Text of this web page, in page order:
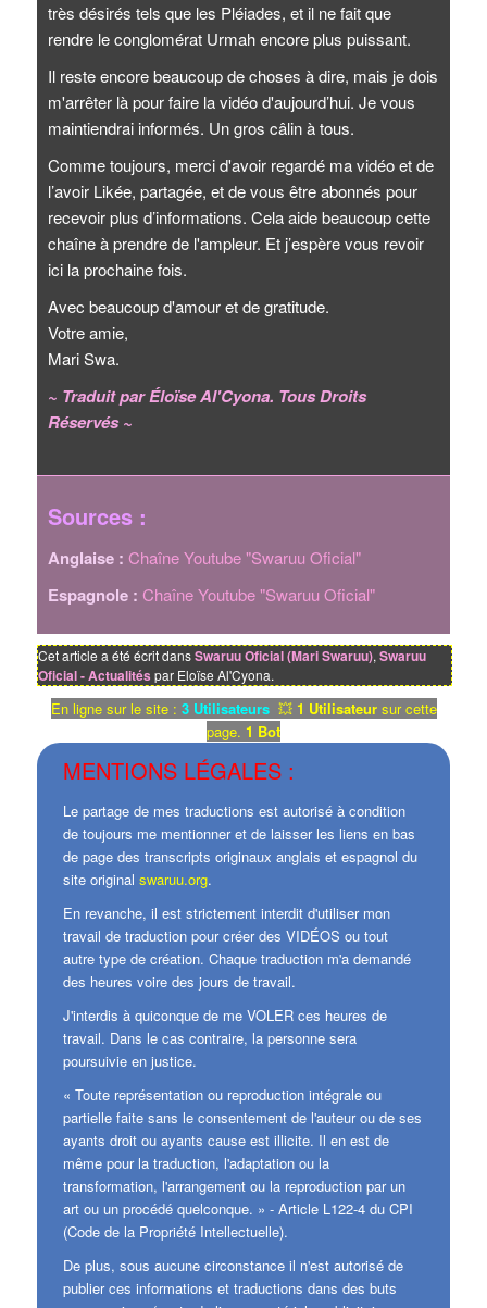
très désirés tels que les Pléiades, et il ne fait que
rendre le conglomérat Urmah encore plus puissant.
Il reste encore beaucoup de choses à dire, mais je dois
m'arrêter là pour faire la vidéo d'aujourd’hui. Je vous
maintiendrai informés. Un gros câlin à tous.
Comme toujours, merci d'avoir regardé ma vidéo et de
l’avoir Likée, partagée, et de vous être abonnés pour
recevoir plus d’informations. Cela aide beaucoup cette
chaîne à prendre de l'ampleur. Et j’espère vous revoir
ici la prochaine fois.
Avec beaucoup d'amour et de gratitude.
Votre amie,
Mari Swa.
~ Traduit par Éloïse Al'Cyona. Tous Droits
Réservés ~
Sources :
Anglaise : Chaîne Youtube "Swaruu Oficial"
Espagnole : Chaîne Youtube "Swaruu Oficial"
Cet article a été écrit dansSwaruu Oficial (Mari Swaruu),Swaruu
Oficial - Actualités par Eloïse Al'Cyona.
En ligne sur le site : 3 Utilisateurs 💥 1 Utilisateursur cette
page. 1 Bot
MENTIONS LÉGALES :
Le partage de mes traductions est autorisé à condition
de toujours me mentionner et de laisser les liens en bas
de page des transcripts originaux anglais et espagnol du
site originalswaruu.org.
En revanche, il est strictement interdit d'utiliser mon
travail de traduction pour créer des VIDÉOS ou tout
autre type de création. Chaque traduction m'a demandé
des heures voire des jours de travail.
J'interdis à quiconque de me VOLER ces heures de
travail. Dans le cas contraire, la personne sera
poursuivie en justice.
« Toute représentation ou reproduction intégrale ou
partielle faite sans le consentement de l'auteur ou de ses
ayants droit ou ayants cause est illicite. Il en est de
même pour la traduction, l'adaptation ou la
transformation, l'arrangement ou la reproduction par un
art ou un procédé quelconque. » - Article L122-4 du CPI
(Code de la Propriété Intellectuelle).
De plus, sous aucune circonstance il n'est autorisé de
publier ces informations et traductions dans des buts